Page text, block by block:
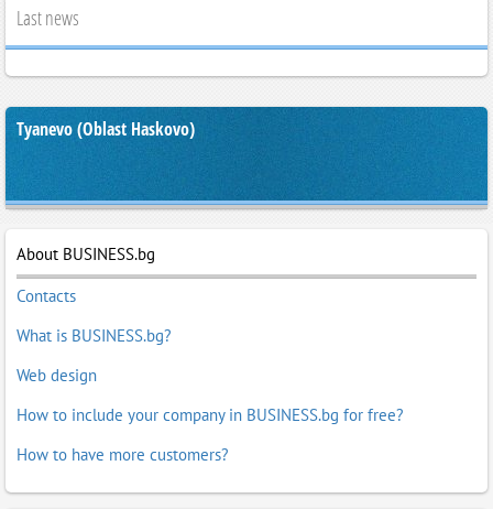
Last news
Tyanevo (Oblast Haskovo)
About BUSINESS.bg
Contacts
What is BUSINESS.bg?
Web design
How to include your company in BUSINESS.bg for free?
How to have more customers?